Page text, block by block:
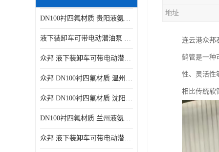
DN100衬四氟材质 贵阳液氨鹤管供应商
液下装卸车可带电动潜油泵 贵阳液氨鹤管批发商
众邦 液下装卸车可带电动潜油泵 沈阳液氨鹤管批发商
众邦 DN100衬四氟材质 温州液氨鹤管批发商
众邦 DN100衬四氟材质 沈阳液氨鹤管批发商
DN100衬四氟材质 兰州液氨鹤管批发商
众邦 液下装卸车可带电动潜油泵 太原液氨鹤管厂商
地址
连云港众邦
鹤管是一种
性、灵活性
相比传统软